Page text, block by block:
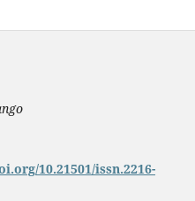
10.21501/issn.2216-